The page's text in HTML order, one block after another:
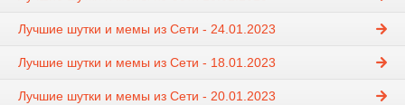
Лучшие шутки и мемы из Сети - 24.01.2023
Лучшие шутки и мемы из Сети - 18.01.2023
Лучшие шутки и мемы из Сети - 20.01.2023